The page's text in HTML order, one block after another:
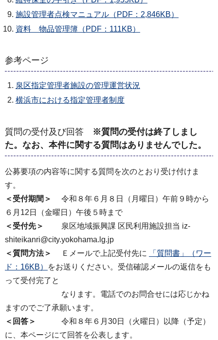
施設管理者点検マニュアル（PDF：2,846KB）
資料 物品管理簿（PDF：111KB）
参考ページ
泉区指定管理者施設の管理運営状況
横浜市における指定管理者制度
質問の受付及び回答 ※質問の受付は終了しまし
た。なお、本件に関する質問はありませんでした。
公募要項の内容等に関する質問を次のとおり受け付けま
す。
＜受付期間＞
令和８年６⽉８⽇（⽉曜⽇）午前９時から
６⽉12⽇（⾦曜⽇）午後５時まで
＜受付先＞
泉区地域振興課 区⺠利⽤施設担当 iz-
shiteikanri@city.yokohama.lg.jp
＜質問⽅法＞
Ｅメールで上記受付先に
「質問書」（ワー
ド：16KB）
をお送りください。受信確認メールの返信をも
って受付完了と
なります。電話でのお問合せには応じかね
ますのでご了承願います。
＜回答＞
令和８年６⽉30⽇（火曜⽇）以降（予定）
に、本ページにて回答を公表します。